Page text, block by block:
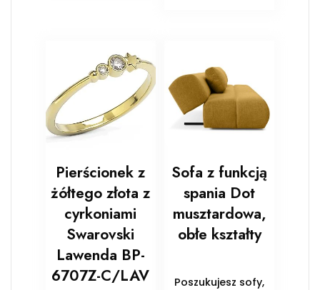
Pierścionek z
żółtego złota z
cyrkoniami
Swarovski
Lawenda BP-
6707Z-C/LAV
Sofa z funkcją
spania Dot
musztardowa,
obłe kształty
Poszukujesz sofy,